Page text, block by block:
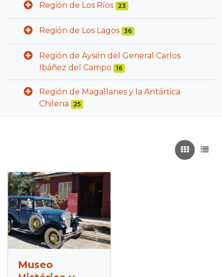
Región de Los Ríos 23
Región de Los Lagos 36
Región de Aysén del General Carlos
Ibáñez del Campo
16
Región de Magallanes y la Antártica
Chilena
25
Recuadros
Museo